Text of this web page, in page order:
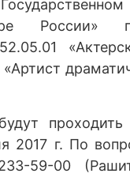
России»
будут
2017 г. По
59-00